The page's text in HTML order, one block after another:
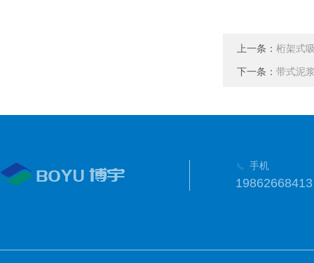
上一条： 桁架式
下一条： 带式泥
手机
19862668413